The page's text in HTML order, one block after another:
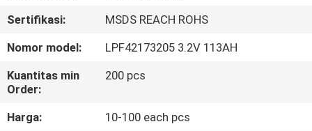
KAMI
TUR
PABRIK
Sertifikasi:
MSDS REACH ROHS
Nomor model:
LPF42173205 3.2V 113AH
Kuantitas min
Order:
200 pcs
Harga:
10-100 each pcs